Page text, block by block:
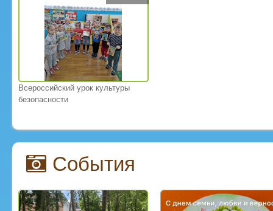
Всероссийский урок культуры
безопасности
События